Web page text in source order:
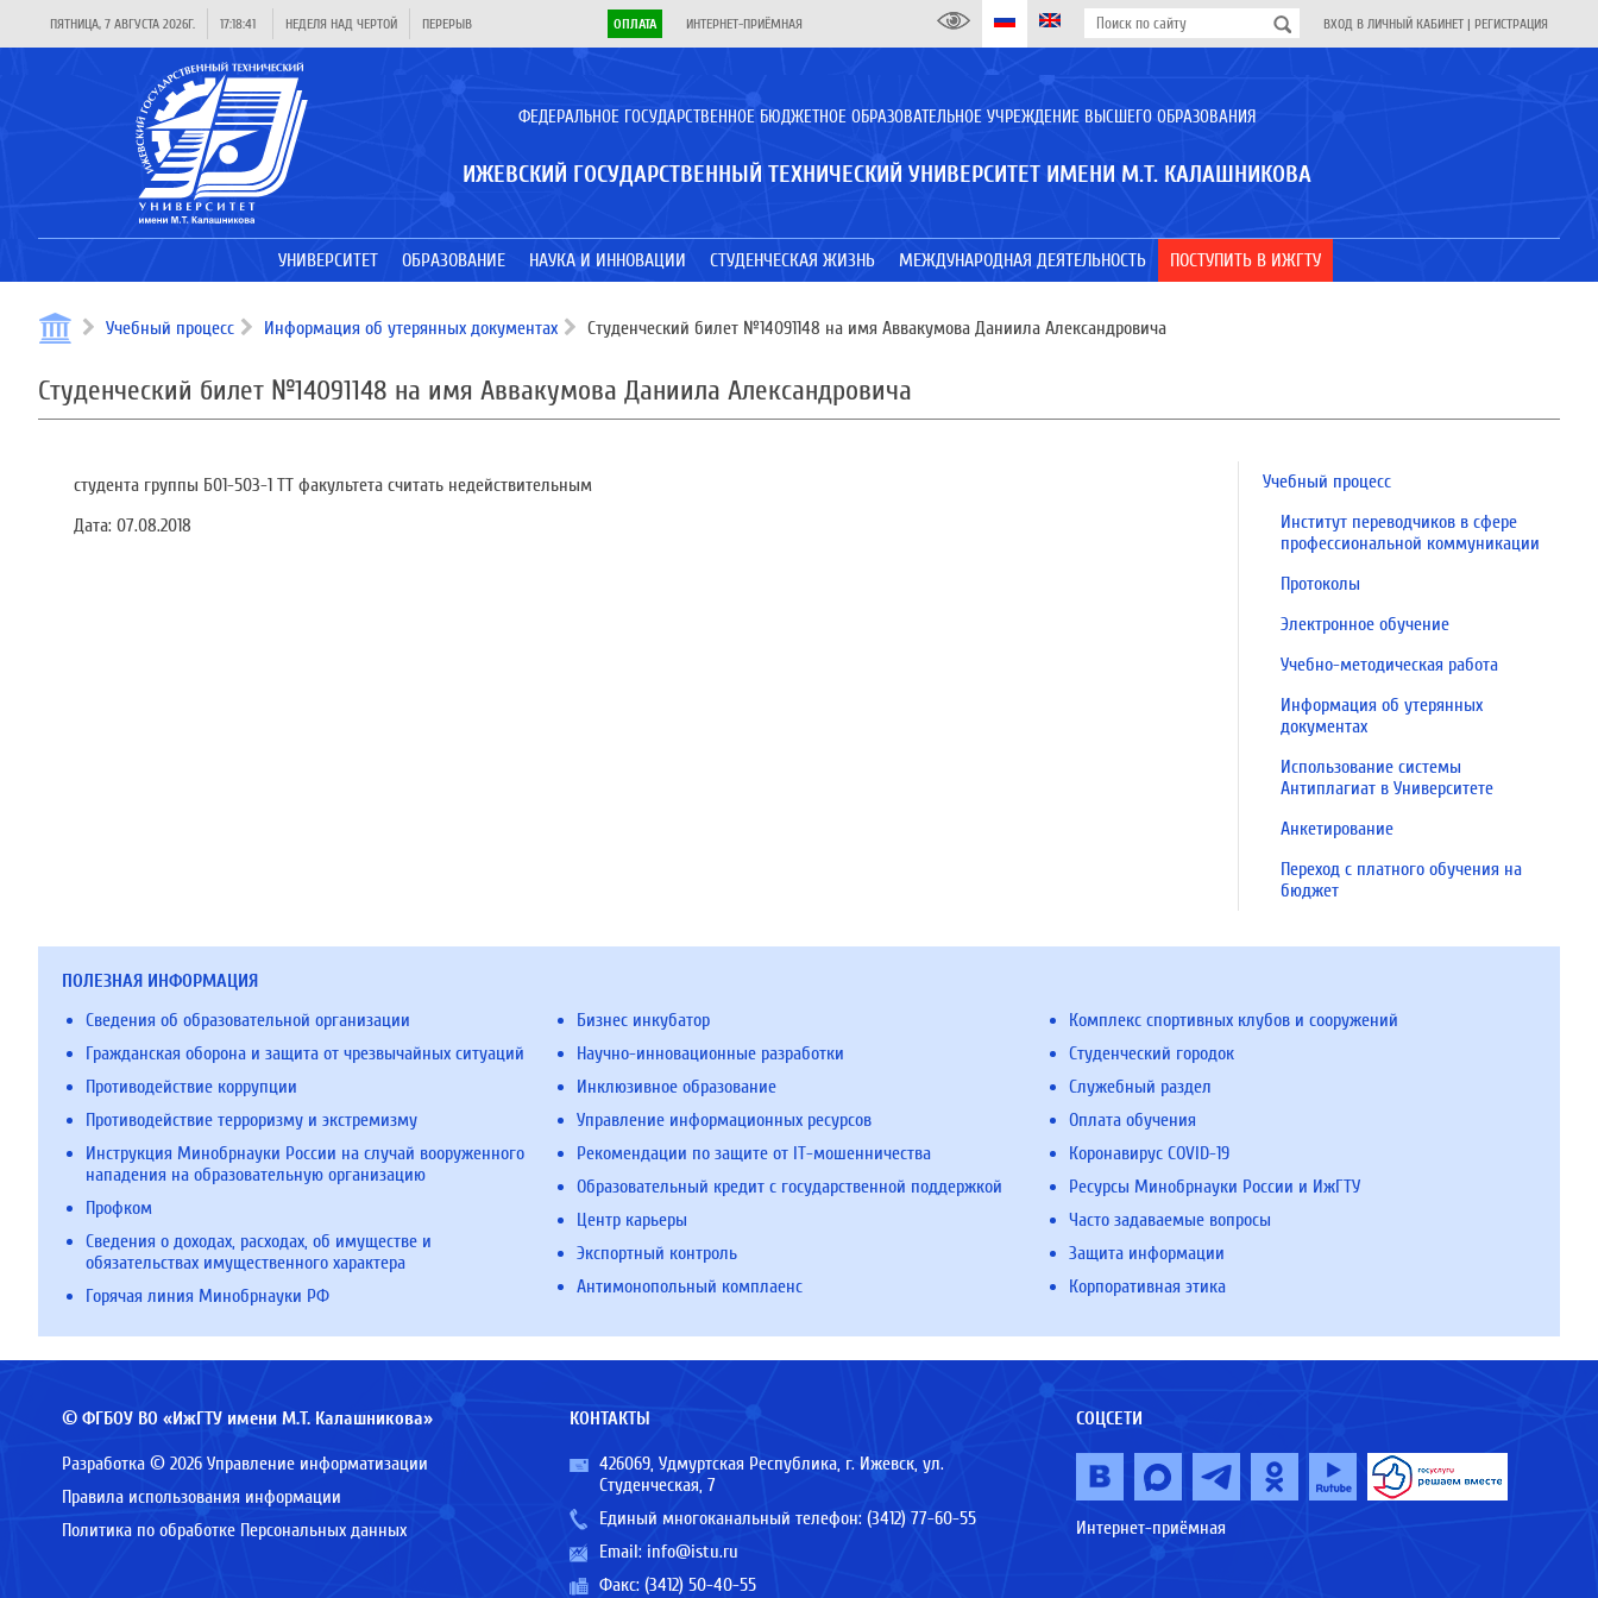
ПЯТНИЦА, 7 АВГУСТА 2026Г. 17:18:41 НЕДЕЛЯ НАД ЧЕРТОЙ ПЕРЕРЫВ ОПЛАТА ИНТЕРНЕТ-ПРИЁМНАЯ ВХОД В ЛИЧНЫЙ КАБИНЕТ | РЕГИСТРАЦИЯ
ФЕДЕРАЛЬНОЕ ГОСУДАРСТВЕННОЕ БЮДЖЕТНОЕ ОБРАЗОВАТЕЛЬНОЕ УЧРЕЖДЕНИЕ ВЫСШЕГО ОБРАЗОВАНИЯ
ИЖЕВСКИЙ ГОСУДАРСТВЕННЫЙ ТЕХНИЧЕСКИЙ УНИВЕРСИТЕТ ИМЕНИ М.Т. КАЛАШНИКОВА
УНИВЕРСИТЕТ ОБРАЗОВАНИЕ НАУКА И ИННОВАЦИИ СТУДЕНЧЕСКАЯ ЖИЗНЬ МЕЖДУНАРОДНАЯ ДЕЯТЕЛЬНОСТЬ ПОСТУПИТЬ В ИЖГТУ
Учебный процесс Информация об утерянных документах Студенческий билет №14091148 на имя Аввакумова Даниила Александровича
Студенческий билет №14091148 на имя Аввакумова Даниила Александровича
студента группы Б01-503-1 ТТ факультета считать недействительным
Дата: 07.08.2018
Учебный процесс
Институт переводчиков в сфере
профессиональной коммуникации
Протоколы
Электронное обучение
Учебно-методическая работа
Информация об утерянных
документах
Использование системы
Антиплагиат в Университете
Анкетирование
Переход с платного обучения на
бюджет
ПОЛЕЗНАЯ ИНФОРМАЦИЯ
Сведения об образовательной организации
Гражданская оборона и защита от чрезвычайных ситуаций
Противодействие коррупции
Противодействие терроризму и экстремизму
Инструкция Минобрнауки России на случай вооруженного
нападения на образовательную организацию
Профком
Сведения о доходах, расходах, об имуществе и
обязательствах имущественного характера
Горячая линия Минобрнауки РФ
Бизнес инкубатор
Научно-инновационные разработки
Инклюзивное образование
Управление информационных ресурсов
Рекомендации по защите от IT-мошенничества
Образовательный кредит с государственной поддержкой
Центр карьеры
Экспортный контроль
Антимонопольный комплаенс
Комплекс спортивных клубов и сооружений
Студенческий городок
Служебный раздел
Оплата обучения
Коронавирус COVID-19
Ресурсы Минобрнауки России и ИжГТУ
Часто задаваемые вопросы
Защита информации
Корпоративная этика
© ФГБОУ ВО «ИжГТУ имени М.Т. Калашникова»
Разработка © 2026 Управление информатизации
Правила использования информации
Политика по обработке Персональных данных
КОНТАКТЫ
426069, Удмуртская Республика, г. Ижевск, ул.
Студенческая, 7
Единый многоканальный телефон: (3412) 77-60-55
Email: info@istu.ru
Факс: (3412) 50-40-55
СОЦСЕТИ
Интернет-приёмная